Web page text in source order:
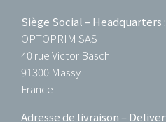
Siège Social – Headquarters :
OPTOPRIM SAS
40 rue Victor Basch
91300 Massy
France
Adresse de livraison –